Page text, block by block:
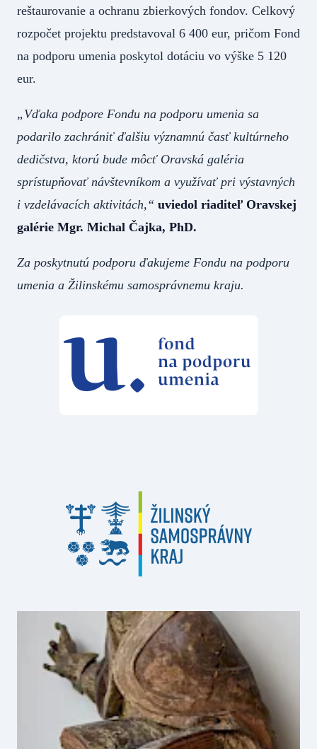
reštaurovanie a ochranu zbierkových fondov. Celkový
rozpočet projektu predstavoval 6 400 eur, pričom Fond
na podporu umenia poskytol dotáciu vo výške 5 120
eur.
„Vďaka podpore Fondu na podporu umenia sa
podarilo zachrániť ďalšiu významnú časť kultúrneho
dedičstva, ktorú bude môcť Oravská galéria
sprístupňovať návštevníkom a využívať pri výstavných
i vzdelávacích aktivitách,“ uviedol riaditeľ Oravskej
galérie Mgr. Michal Čajka, PhD.
Za poskytnutú podporu ďakujeme Fondu na podporu
umenia a Žilinskému samosprávnemu kraju.